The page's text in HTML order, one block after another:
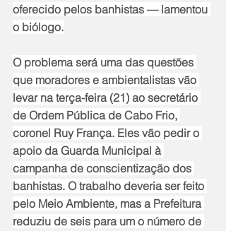
oferecido pelos banhistas — lamentou
o biólogo.
O problema será uma das questões
que moradores e ambientalistas vão
levar na terça-feira (21) ao secretário
de Ordem Pública de Cabo Frio,
coronel Ruy França. Eles vão pedir o
apoio da Guarda Municipal à
campanha de conscientização dos
banhistas. O trabalho deveria ser feito
pelo Meio Ambiente, mas a Prefeitura
reduziu de seis para um o número de